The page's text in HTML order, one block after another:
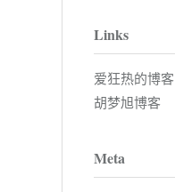
Links
爱狂热的博客
胡梦旭博客
Meta